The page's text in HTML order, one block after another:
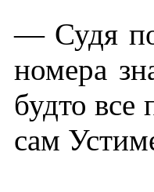
— Судя по
номера
будто
сам